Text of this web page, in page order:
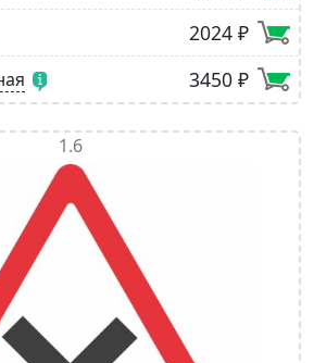
2024 ₽
3450 ₽
1.6